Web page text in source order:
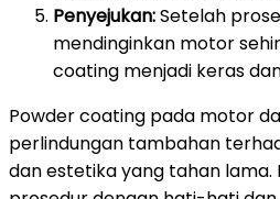
Penyejukan:Setelah
mendinginkan motor
coating menjadi keras
Powder coating pada motor
perlindungan tambahan
dan estetika yang tahan lama.